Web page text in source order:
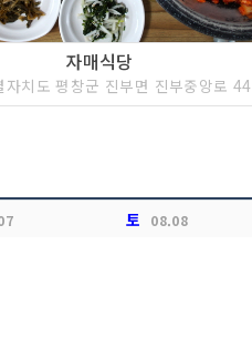
자매식당
자치도 평창군 진부면 진부중앙로 44
토 08.08